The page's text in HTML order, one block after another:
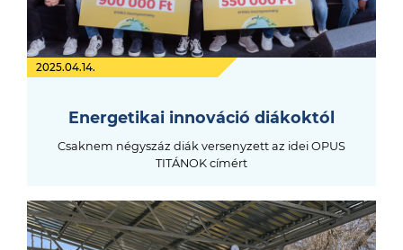
2025.04.14.
Energetikai innováció diákoktól
Csaknem négyszáz diák versenyzett az idei OPUS
TITÁNOK címért